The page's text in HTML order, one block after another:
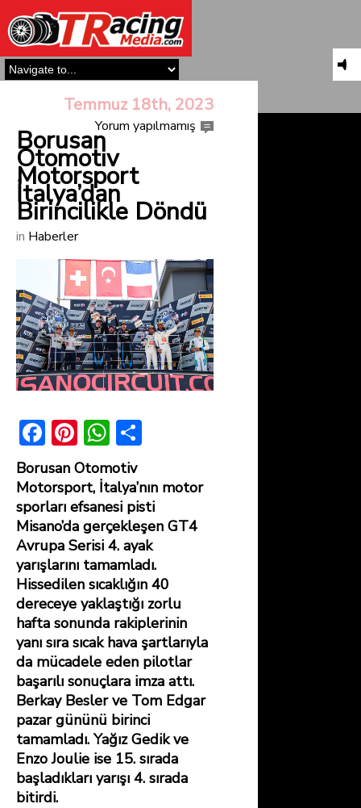
Temmuz 18th, 2023
Yorum yapılmamış
Borusan
Otomotiv
Motorsport
İtalya’dan
Birincilikle Döndü
in Haberler
F
ac
e
b
o
ok
Pi
nt
er
e
st
W
h
at
s
A
p
p
ar
e
Borusan Otomotiv
Motorsport, İtalya’nın motor
sporları efsanesi pisti
Misano’da gerçekleşen GT4
Avrupa Serisi 4. ayak
yarışlarını tamamladı.
Hissedilen sıcaklığın 40
dereceye yaklaştığı zorlu
hafta sonunda rakiplerinin
yanı sıra sıcak hava şartlarıyla
da mücadele eden pilotlar
başarılı sonuçlara imza attı.
Berkay Besler ve Tom Edgar
pazar gününü birinci
tamamladı. Yağız Gedik ve
Enzo Joulie ise 15. sırada
başladıkları yarışı 4. sırada
bitirdi.